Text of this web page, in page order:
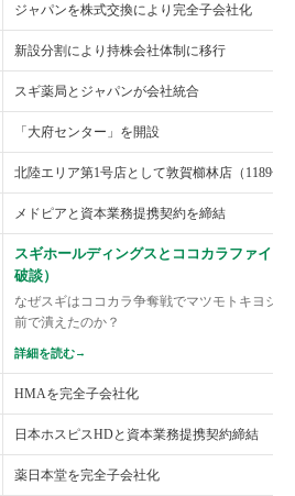
ジャパンを株式交換により完全子会社化
新設分割により持株会社体制に移行
スギ薬局とジャパンが会社統合
「大府センター」を開設
北陸エリア第1号店として敦賀櫛林店（1189号
メドピアと資本業務提携契約を締結
スギホールディングスとココカラファイン
破談）
なぜスギはココカラ争奪戦でマツモトキヨシ
前で潰えたのか？
詳細を読む→
HMAを完全子会社化
日本ホスピスHDと資本業務提携契約締結
薬日本堂を完全子会社化